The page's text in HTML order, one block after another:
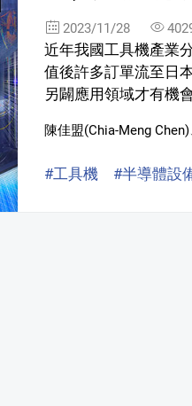
2023/11/28
近年我國工具機產業
值後許多訂單流至日
另闢應用領域才有機
陳佳盟(Chia-Meng Chen)
#工具機 #半導體設